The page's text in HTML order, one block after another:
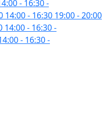
- 16:30-
14:00 - 16:30 19:00 - 20:00
14:00 - 16:30-
- 16:30-